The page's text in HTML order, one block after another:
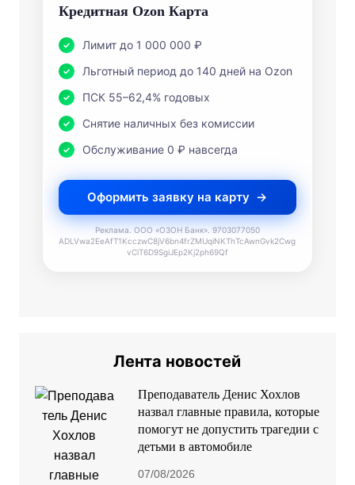
Кредитная Ozon Карта
Лимит до 1 000 000 ₽
Льготный период до 140 дней на Ozon
ПСК 55–62,4% годовых
Снятие наличных без комиссии
Обслуживание 0 ₽ навсегда
Оформить заявку на карту
Реклама. ООО «ОЗОН Банк». 9703077050
ADLVwa2EeAfT1KcczwC8jV6bn4frZMUqiNKThTcAwnGvk2Cwg
vCiT6D9SgiJEp2Kj2ph69Qf
Лента новостей
Преподаватель Денис Хохлов
назвал главные правила, которые
помогут не допустить трагедии с
детьми в автомобиле
07/08/2026